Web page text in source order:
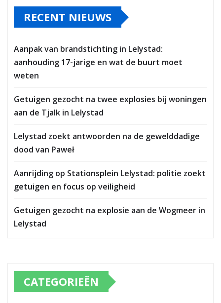
RECENT NIEUWS
Aanpak van brandstichting in Lelystad:
aanhouding 17-jarige en wat de buurt moet
weten
Getuigen gezocht na twee explosies bij woningen
aan de Tjalk in Lelystad
Lelystad zoekt antwoorden na de gewelddadige
dood van Paweł
Aanrijding op Stationsplein Lelystad: politie zoekt
getuigen en focus op veiligheid
Getuigen gezocht na explosie aan de Wogmeer in
Lelystad
CATEGORIEËN